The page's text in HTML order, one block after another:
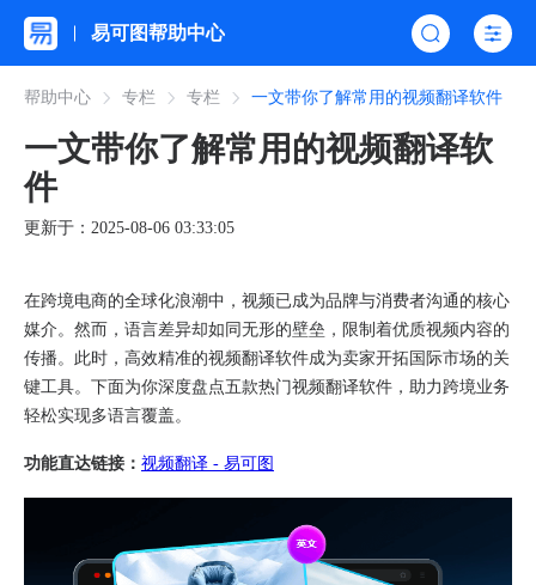
易可图帮助中心
帮助中心 专栏 专栏 一文带你了解常用的视频翻译软件
一文带你了解常用的视频翻译软
件
更新于：2025-08-06 03:33:05
在跨境电商的全球化浪潮中，视频已成为品牌与消费者沟通的核心
媒介。然而，语言差异却如同无形的壁垒，限制着优质视频内容的
传播。此时，高效精准的视频翻译软件成为卖家开拓国际市场的关
键工具。下面为你深度盘点五款热门视频翻译软件，助力跨境业务
轻松实现多语言覆盖。
功能直达链接： 视频翻译 - 易可图